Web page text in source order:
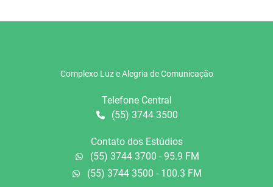
Complexo Luz e Alegria de Comunicação
Telefone Central
(55) 3744 3500
Contato dos Estúdios
(55) 3744 3700 - 95.9 FM
(55) 3744 3500 - 100.3 FM